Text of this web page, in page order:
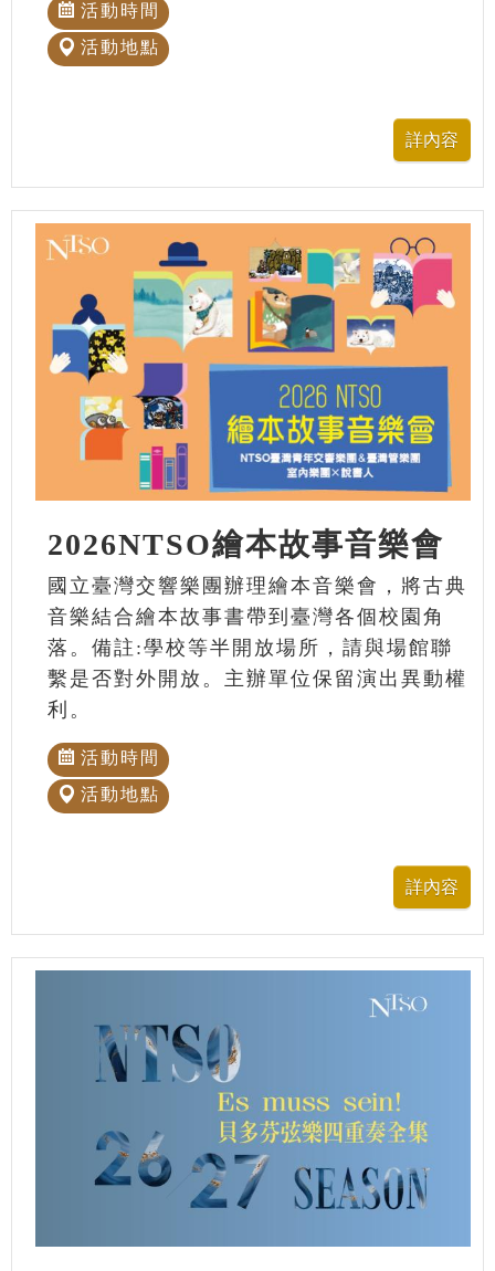
活動時間
活動地點
2026NTSO繪本故事音樂會
國立臺灣交響樂團辦理繪本音樂會，將古典
音樂結合繪本故事書帶到臺灣各個校園角
落。備註:學校等半開放場所，請與場館聯
繫是否對外開放。主辦單位保留演出異動權
利。
活動時間
活動地點